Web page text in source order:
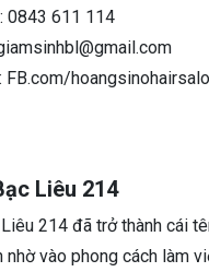
0843 611 114
FB.com/
Liêu 214
214 đã trở thành cái
vào phong cách làm